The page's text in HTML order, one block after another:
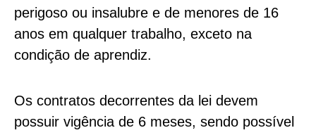
perigoso ou insalubre e de menores de 16
anos em qualquer trabalho, exceto na
condição de aprendiz.
Os contratos decorrentes da lei devem
possuir vigência de 6 meses, sendo possível